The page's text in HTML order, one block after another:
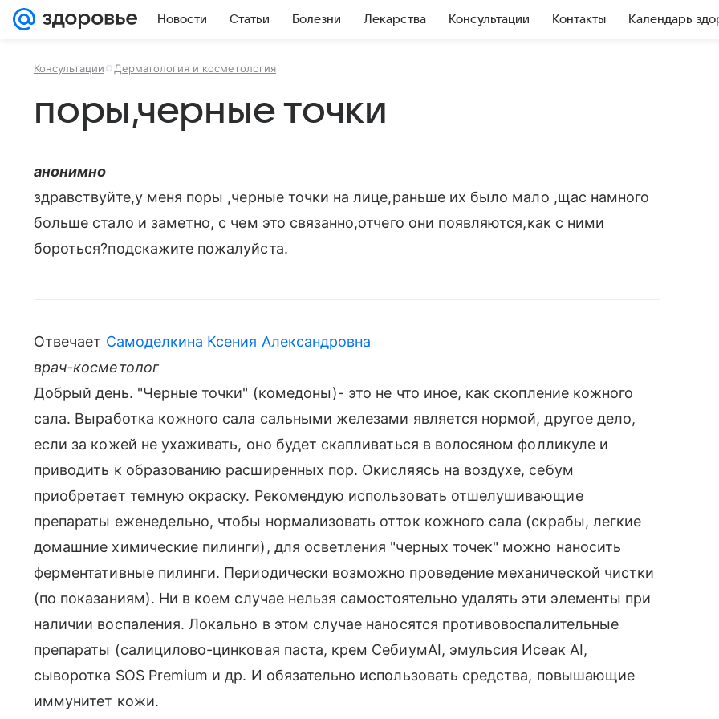
Новости Статьи Болезни Лекарства Консультации Контакты Календарь
Консультации Дерматология и косметология
поры,черные точки
анонимно
здравствуйте,у меня поры ,черные точки на лице,раньше их было мало ,щас намного
больше стало и заметно, с чем это связанно,отчего они появляются,как с ними
бороться?подскажите пожалуйста.
Отвечает Самоделкина Ксения Александровна
врач-косметолог
Добрый день. "Черные точки" (комедоны)- это не что иное, как скопление кожного
сала. Выработка кожного сала сальными железами является нормой, другое дело,
если за кожей не ухаживать, оно будет скапливаться в волосяном фолликуле и
приводить к образованию расширенных пор. Окисляясь на воздухе, себум
приобретает темную окраску. Рекомендую использовать отшелушивающие
препараты еженедельно, чтобы нормализовать отток кожного сала (скрабы, легкие
домашние химические пилинги), для осветления "черных точек" можно наносить
ферментативные пилинги. Периодически возможно проведение механической чистки
(по показаниям). Ни в коем случае нельзя самостоятельно удалять эти элементы при
наличии воспаления. Локально в этом случае наносятся противовоспалительные
препараты (салицилово-цинковая паста, крем СебиумAI, эмульсия Исеак AI,
сыворотка SOS Premium и др. И обязательно использовать средства, повышающие
иммунитет кожи.